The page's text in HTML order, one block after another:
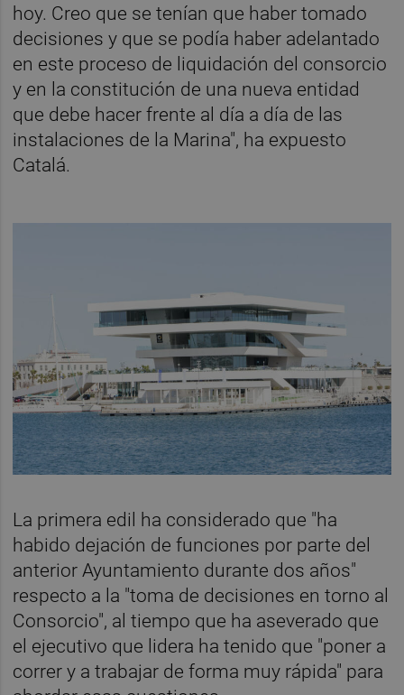
hoy. Creo que se tenían que haber tomado
decisiones y que se podía haber adelantado
en este proceso de liquidación del consorcio
y en la constitución de una nueva entidad
que debe hacer frente al día a día de las
instalaciones de la Marina", ha expuesto
Catalá.
La primera edil ha considerado que "ha
habido dejación de funciones por parte del
anterior Ayuntamiento durante dos años"
respecto a la "toma de decisiones en torno al
Consorcio", al tiempo que ha aseverado que
el ejecutivo que lidera ha tenido que "poner a
correr y a trabajar de forma muy rápida" para